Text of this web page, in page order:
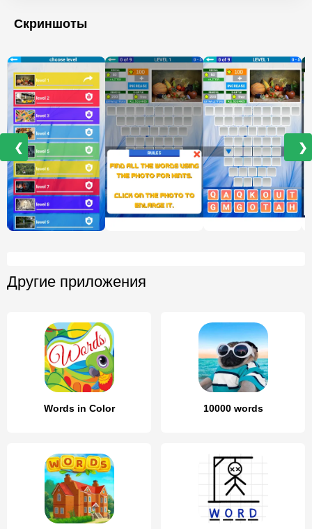
Скриншоты
❮ ❯
Другие приложения
Words in Color 10000 words